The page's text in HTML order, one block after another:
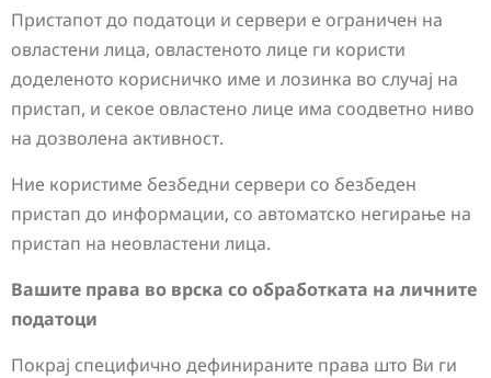
Пристапот до податоци и сервери е ограничен на
овластени лица, овластеното лице ги користи
доделеното корисничко име и лозинка во случај на
пристап, и секое овластено лице има соодветно ниво
на дозволена активност.
Ние користиме безбедни сервери со безбеден
пристап до информации, со автоматско негирање на
пристап на неовластени лица.
Вашите права во врска со обработката на личните
податоци
Покрај специфично дефинираните права што Ви ги